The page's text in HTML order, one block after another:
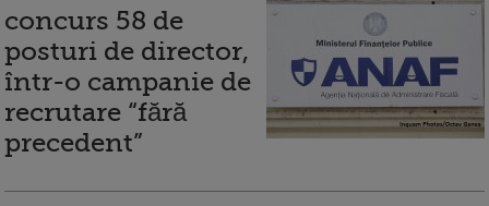
concurs 58 de
posturi de director,
într-o campanie de
recrutare “fără
precedent”